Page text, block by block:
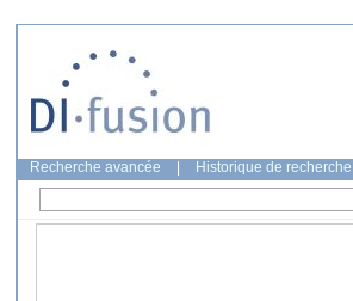
Recherche avancée Historique de recherche